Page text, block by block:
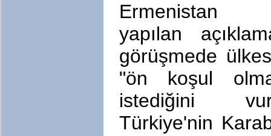
Ermenistan
yapılan
görüşmede
"ön koşul
istediğini
Türkiye'nin